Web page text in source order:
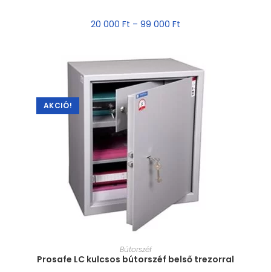
20 000 Ft – 99 000 Ft
AKCIÓ!
MÉRET VÁLASZTÁSA
Bútorszéf
Prosafe LC kulcsos bútorszéf belső trezorral